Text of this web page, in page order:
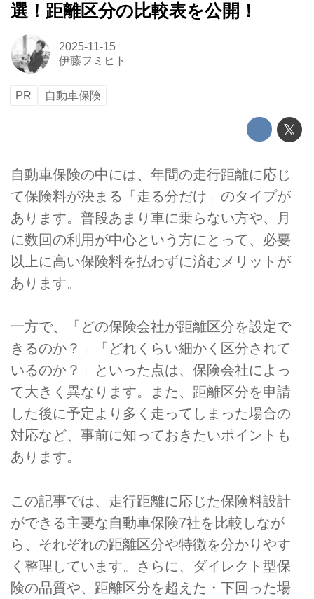
選！距離区分の比較表を公開！
2025-11-15
伊藤フミヒト
PR 自動車保険
自動車保険の中には、年間の走行距離に応じ
て保険料が決まる「走る分だけ」のタイプが
あります。普段あまり車に乗らない方や、月
に数回の利用が中心という方にとって、必要
以上に高い保険料を払わずに済むメリットが
あります。
一方で、「どの保険会社が距離区分を設定で
きるのか？」「どれくらい細かく区分されて
いるのか？」といった点は、保険会社によっ
て大きく異なります。また、距離区分を申請
した後に予定より多く走ってしまった場合の
対応など、事前に知っておきたいポイントも
あります。
この記事では、走行距離に応じた保険料設計
ができる主要な自動車保険7社を比較しなが
ら、それぞれの距離区分や特徴を分かりやす
く整理しています。さらに、ダイレクト型保
険の品質や、距離区分を超えた・下回った場